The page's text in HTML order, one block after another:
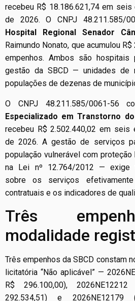
recebeu R$ 18.186.621,74 em
de 2026. O CNPJ 48.211.585/
Hospital Regional Senador
Raimundo Nonato, que acumulou
empenhos. Ambos são
gestão da SBCD — unidades de
populações de dezenas de
O CNPJ 48.211.585/0061-56
Especializado em Transtorno
recebeu R$ 2.502.440,02 em seis
de 2026. A gestão de serviços
população vulnerável com
na Lei nº 12.764/2012 — exige
sobre os serviços
contratuais e os indicadores de
Três
modalidade
Três empenhos da SBCD constam
licitatória “Não aplicável” —
R$ 296.100,00),
292.534,51) e 2026NE12179